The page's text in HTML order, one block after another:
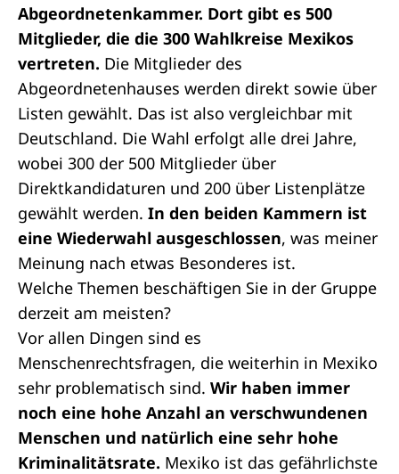
Abgeordnetenkammer. Dort gibt es 500
Mitglieder, die die 300 Wahlkreise Mexikos
vertreten. Die Mitglieder des
Abgeordnetenhauses werden direkt sowie über
Listen gewählt. Das ist also vergleichbar mit
Deutschland. Die Wahl erfolgt alle drei Jahre,
wobei 300 der 500 Mitglieder über
Direktkandidaturen und 200 über Listenplätze
gewählt werden. In den beiden Kammern ist
eine Wiederwahl ausgeschlossen, was meiner
Meinung nach etwas Besonderes ist.
Welche Themen beschäftigen Sie in der Gruppe
derzeit am meisten?
Vor allen Dingen sind es
Menschenrechtsfragen, die weiterhin in Mexiko
sehr problematisch sind. Wir haben immer
noch eine hohe Anzahl an verschwundenen
Menschen und natürlich eine sehr hohe
Kriminalitätsrate. Mexiko ist das gefährlichste